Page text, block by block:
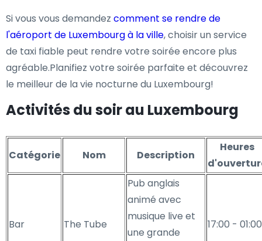
Si vous vous demandez comment se rendre de
l'aéroport de Luxembourg à la ville, choisir un service
de taxi fiable peut rendre votre soirée encore plus
agréable.Planifiez votre soirée parfaite et découvrez
le meilleur de la vie nocturne du Luxembourg!
Activités du soir au Luxembourg
Catégorie Nom Description
Heures
Bar The Tube
Pub anglais
animé avec
musique live et
une grande
17:00 - 01:00